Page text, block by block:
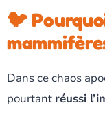
🐦
Dans ce chaos
pourtant réussi